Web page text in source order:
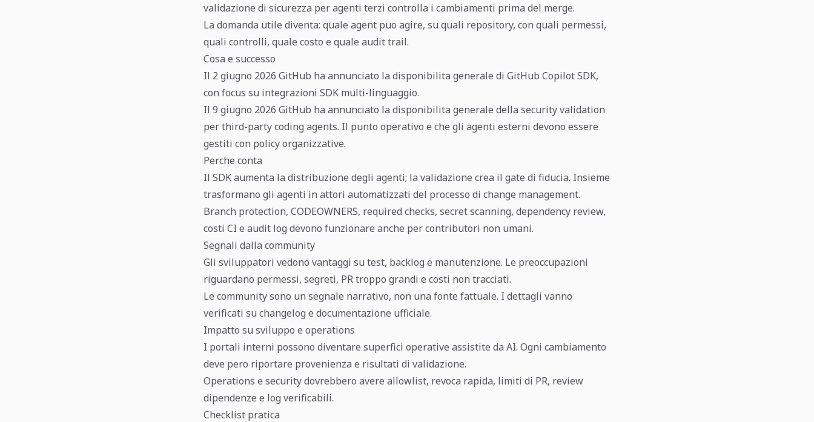
validazione di sicurezza per agenti terzi controlla i cambiamenti prima del merge.
La domanda utile diventa: quale agent puo agire, su quali repository, con quali permessi,
quali controlli, quale costo e quale audit trail.
Cosa e successo
Il 2 giugno 2026 GitHub ha annunciato la disponibilita generale di GitHub Copilot SDK,
con focus su integrazioni SDK multi-linguaggio.
Il 9 giugno 2026 GitHub ha annunciato la disponibilita generale della security validation
per third-party coding agents. Il punto operativo e che gli agenti esterni devono essere
gestiti con policy organizzative.
Perche conta
Il SDK aumenta la distribuzione degli agenti; la validazione crea il gate di fiducia. Insieme
trasformano gli agenti in attori automatizzati del processo di change management.
Branch protection, CODEOWNERS, required checks, secret scanning, dependency review,
costi CI e audit log devono funzionare anche per contributori non umani.
Segnali dalla community
Gli sviluppatori vedono vantaggi su test, backlog e manutenzione. Le preoccupazioni
riguardano permessi, segreti, PR troppo grandi e costi non tracciati.
Le community sono un segnale narrativo, non una fonte fattuale. I dettagli vanno
verificati su changelog e documentazione ufficiale.
Impatto su sviluppo e operations
I portali interni possono diventare superfici operative assistite da AI. Ogni cambiamento
deve pero riportare provenienza e risultati di validazione.
Operations e security dovrebbero avere allowlist, revoca rapida, limiti di PR, review
dipendenze e log verificabili.
Checklist pratica